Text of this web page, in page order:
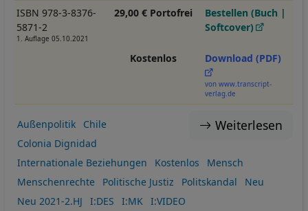
ISBN 978-3-8376-
5871-2
1. Auflage 05.10.2021
29,00 € Portofrei
Bestellen (Buch |
Softcover)
Kostenlos Download (PDF)
von www.transcript-
verlag.de
Weiterlesen
Außenpolitik
Chile
Colonia Dignidad
Internationale Beziehungen
Kostenlos
Mensch
Menschenrechte
Politische Justiz Politskandal
Neu
Neu 2021-2.HJ
I:DES I:MK I:VIDEO